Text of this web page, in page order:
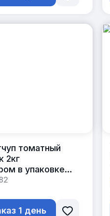
томатный
2кг
в упаковке
1 день